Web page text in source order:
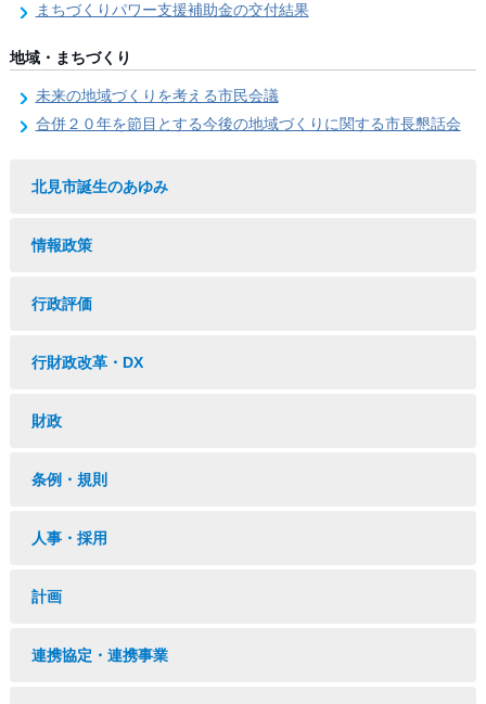
まちづくりパワー支援補助金の交付結果
地域・まちづくり
未来の地域づくりを考える市民会議
合併２０年を節目とする今後の地域づくりに関する市長懇話会
北見市誕生のあゆみ
情報政策
行政評価
行財政改革・DX
財政
条例・規則
人事・採用
計画
連携協定・連携事業